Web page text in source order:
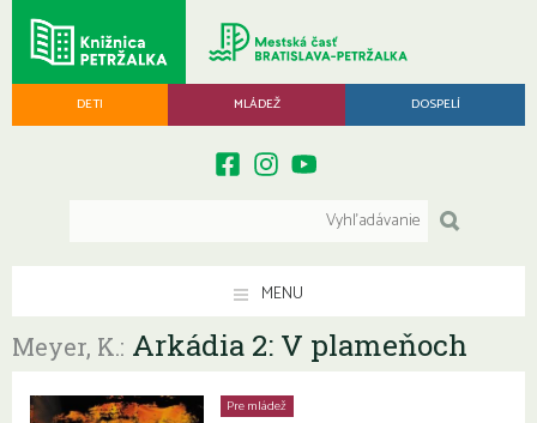
DETI MLÁDEŽ DOSPELÍ
MENU
Meyer, K.: Arkádia 2: V plameňoch
Pre mládež